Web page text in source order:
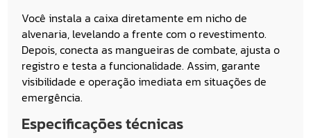
Você instala a caixa diretamente em nicho de
alvenaria, levelando a frente com o revestimento.
Depois, conecta as mangueiras de combate, ajusta o
registro e testa a funcionalidade. Assim, garante
visibilidade e operação imediata em situações de
emergência.
Especificações técnicas